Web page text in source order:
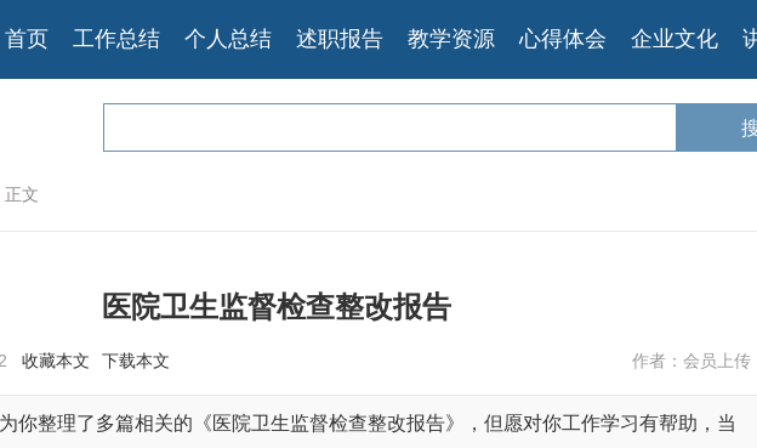
首页 工作总结 个人总结 述职报告 教学资源 心得体会 企业文化
正文
医院卫生监督检查整改报告
收藏本文 下载本文 作者：会员上传
你整理了多篇相关的《医院卫生监督检查整改报告》，但愿对你工作学习有帮助，当